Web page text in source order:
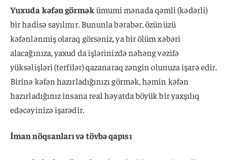
Yuxuda kəfən görməkümumi mənada qəmli (kədərli)
bir hadisə sayılmır. Bununla bərabər, özünüzü
kəfənlənmiş olaraq görsəniz, ya bir ölüm xəbəri
alacağınıza, yaxud da işlərinizdə nəhəng vəzifə
yüksəlişləri (terfilər) qazanaraq zəngin olunuza işarə edir.
Birinə kəfən hazırladığınızı görmək, həmin kəfən
hazırladığınız insana real həyatda böyük bir yaxşılıq
edəcəyinizə işarədir.
İman nöqsanları və tövbə qapısı